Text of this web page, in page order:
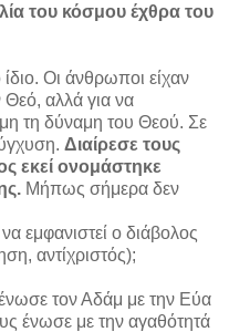
του κόσμου έχθρα του
Οι άνθρωποι είχαν
Θεό, αλλά για να
τη δύναμη του Θεού. Σε
Διαίρεσε τους
εκεί ονομάστηκε
Μήπως σήμερα δεν
εμφανιστεί ο διάβολος
αντίχριστός);
τον Αδάμ με την Εύα
ένωσε με την αγαθότητά